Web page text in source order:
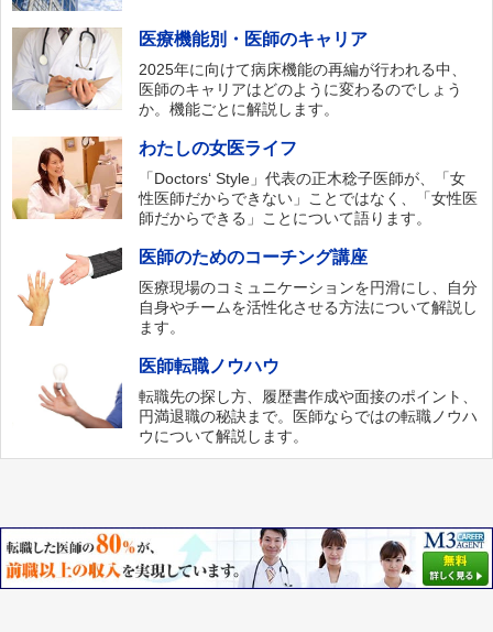
医療機能別・医師のキャリア
2025年に向けて病床機能の再編が行われる中、
医師のキャリアはどのように変わるのでしょう
か。機能ごとに解説します。
わたしの女医ライフ
「Doctors‘ Style」代表の正木稔子医師が、「女
性医師だからできない」ことではなく、「女性医
師だからできる」ことについて語ります。
医師のためのコーチング講座
医療現場のコミュニケーションを円滑にし、自分
自身やチームを活性化させる方法について解説し
ます。
医師転職ノウハウ
転職先の探し方、履歴書作成や面接のポイント、
円満退職の秘訣まで。医師ならではの転職ノウハ
ウについて解説します。